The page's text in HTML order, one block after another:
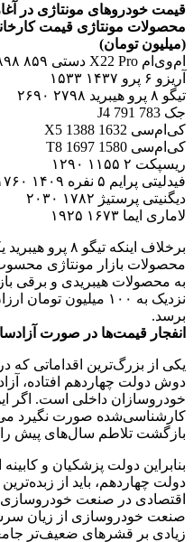
قیمت خودروهای مونتاژی در
محصولات مونتاژی قیمت
(میلیون تومان)
ام‌وی‌ام X22 Pro دستی ۸۵۹ ۸۹۸
آریزو ۶ پرو ۱۴۳۷ ۱۵۳۳
تیگو ۸ پرو هیبرید ۲۷۹۸ ۲۶۹۰
جک J4 791 783
کی‌ام‌سی X5 1388 1632
کی‌ام‌سی T8 1697 1580
ریسپکت ۲ ۱۱۵۵ ۱۲۹۰
فیدلیتی پرایم ۵ نفره ۱۴۰۹ ۱۷۶۰
دیگنیتی پرستیژ ۱۷۸۲ ۲۰۳۰
لاماری ایما ۱۶۷۳ ۱۹۲۵
برخلاف اینکه
محصولات بازار مونتاژی
به محصولات هیبریدی و برقی
نزدیک به ۱۰۰ میلیون
برسد.
انفجار قیمت‌ها در صورت
یکی از بزرگ‌ترین اقداماتی
دوش دولت چهاردهم افتاده،
خودروسازان داخلی است. اگر
کارشناسی‌شده صورت نگیرد
بازگشت تلاطم سال‌های پیش را
بنابراین دولت پزشکیان و
دولت چهاردهم، باید از
اقتصادی در صنعت خودروسازی
صنعت خودروسازی از زیان
زیادی بر قشرهای ضعیف‌تر